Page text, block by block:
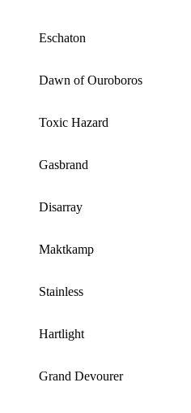
Eschaton
Dawn of Ouroboros
Toxic Hazard
Gasbrand
Disarray
Maktkamp
Stainless
Hartlight
Grand Devourer